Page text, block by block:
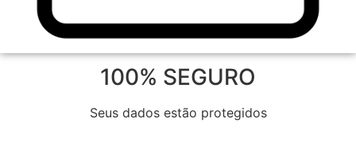
100% SEGURO
Seus dados estão protegidos